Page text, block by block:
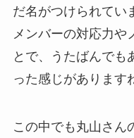
だ名がつけられてい
メンバーの対応力や
とで、うたばんでも
った感じがあります
この中でも丸山さん